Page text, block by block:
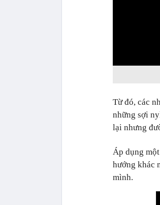
Từ đó, các
những sợi
lại nhưng
Áp dụng
hướng khác
mình.